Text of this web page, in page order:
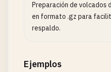
Preparación de volcados
en formato .gz para
respaldo.
Ejemplos